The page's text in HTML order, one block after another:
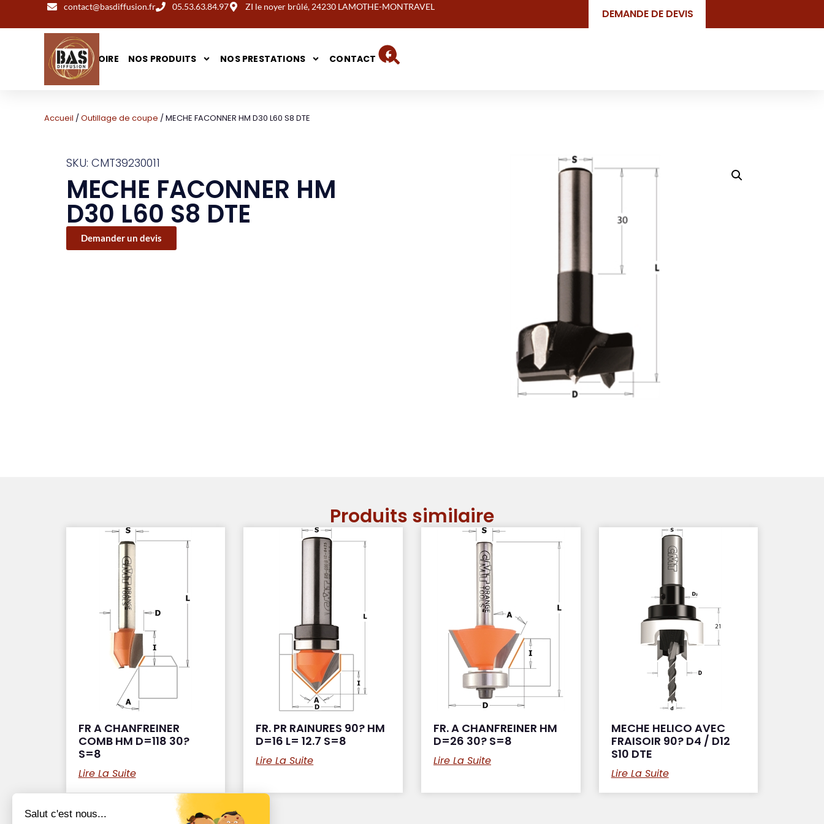
contact@basdiffusion.fr 05.53.63.84.97 ZI le noyer brûlé, 24230 LAMOTHE-MONTRAVEL
DEMANDE DE DEVIS
NOTRE HISTOIRE NOS PRODUITS NOS PRESTATIONS CONTACT
Accueil / Outillage de coupe / MECHE FACONNER HM D30 L60 S8 DTE
SKU: CMT39230011
MECHE FACONNER HM
D30 L60 S8 DTE
Demander un devis
Produits similaire
FR A CHANFREINER
COMB HM D=118 30?
S=8
Lire La Suite
FR. PR RAINURES 90? HM
D=16 L= 12.7 S=8
Lire La Suite
FR. A CHANFREINER HM
D=26 30? S=8
Lire La Suite
MECHE HELICO AVEC
FRAISOIR 90? D4 / D12
S10 DTE
Lire La Suite